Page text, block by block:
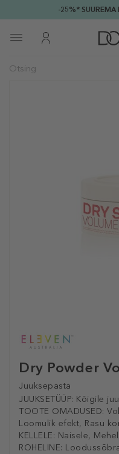
-25%* SUUREMA
Dry Powder
Juuksepasta
JUUKSETÜÜP: Kõigile
TOOTE OMADUSED:
Loomulik efekt, Rasu
KELLELE: Naisele,
ROHELINE: